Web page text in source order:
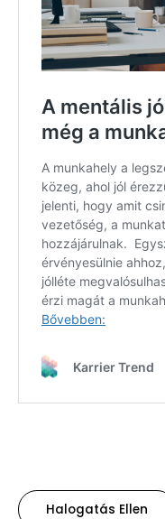
Halogatás Ellen